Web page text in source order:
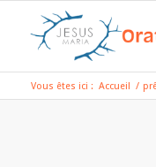
Vous êtes ici : Accueil /